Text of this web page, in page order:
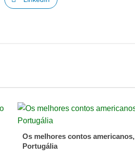
Os melhores contos americanos,
Portugália